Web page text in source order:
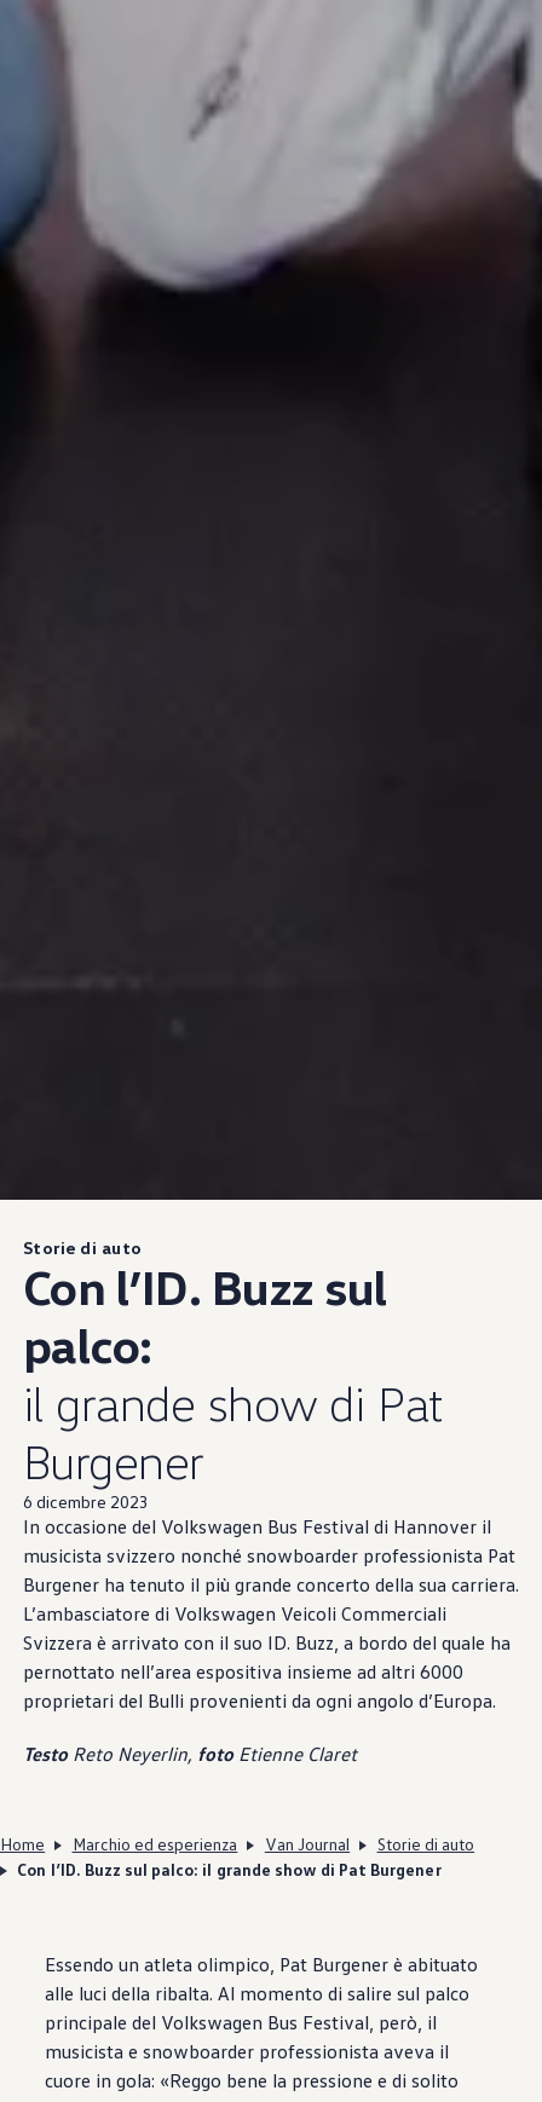
Storie di auto
Con l’ID. Buzz sul
palco:
il grande show di Pat
Burgener
6 dicembre 2023
In occasione del Volkswagen Bus Festival di Hannover il
musicista svizzero nonché snowboarder professionista Pat
Burgener ha tenuto il più grande concerto della sua carriera.
L’ambasciatore di Volkswagen Veicoli Commerciali
Svizzera è arrivato con il suo ID. Buzz, a bordo del quale ha
pernottato nell’area espositiva insieme ad altri 6000
proprietari del Bulli provenienti da ogni angolo d’Europa.
TestoReto Neyerlin, fotoEtienne Claret
Home Marchio ed esperienza Van Journal
Storie di auto
Con l’ID. Buzz sul palco: il grande show di Pat Burgener
Essendo un atleta olimpico, Pat Burgener è abituato
alle luci della ribalta. Al momento di salire sul palco
principale del Volkswagen Bus Festival, però, il
musicista e snowboarder professionista aveva il
cuore in gola: «Reggo bene la pressione e di solito